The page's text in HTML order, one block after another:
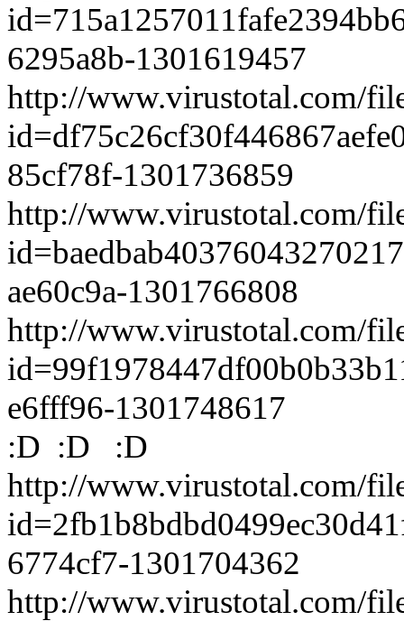
­6295a8b-1301619457
http://www.virustotal.com/
­85cf78f-1301736859
http://www.virustotal.com/
­ae60c9a-1301766808
http://www.virustotal.com/
­e6fff96-1301748617
:D :D :D
http://www.virustotal.com/
­6774cf7-1301704362
http://www.virustotal.com/